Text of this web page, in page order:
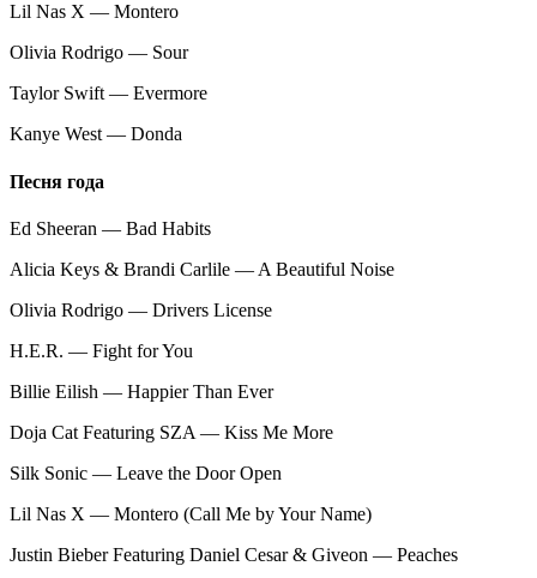
Lil Nas X — Montero
Olivia Rodrigo — Sour
Taylor Swift — Evermore
Kanye West — Donda
Песня года
Ed Sheeran — Bad Habits
Alicia Keys & Brandi Carlile — A Beautiful Noise
Olivia Rodrigo — Drivers License
H.E.R. — Fight for You
Billie Eilish — Happier Than Ever
Doja Cat Featuring SZA — Kiss Me More
Silk Sonic — Leave the Door Open
Lil Nas X — Montero (Call Me by Your Name)
Justin Bieber Featuring Daniel Cesar & Giveon — Peaches